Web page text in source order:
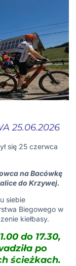
25.06.2026
się 25 czerwca
na Bacówkę
do Krzywej.
siebie
Biegowego w
kiełbasy.
do 17.30,
po
ścieżkach.